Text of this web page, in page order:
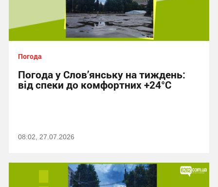
Погода
Погода у Слов’янську на тиждень:
від спеки до комфортних +24°C
08:02, 27.07.2026